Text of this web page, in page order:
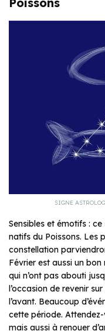
SIGNE
Sensibles et émotifs :
natifs du Poissons. Les
constellation
Février est aussi un
qui n’ont pas abouti
l’occasion de revenir
l’avant. Beaucoup
cette période.
mais aussi à renouer